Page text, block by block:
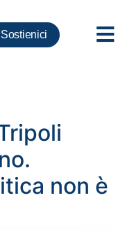
Sostienici
non è